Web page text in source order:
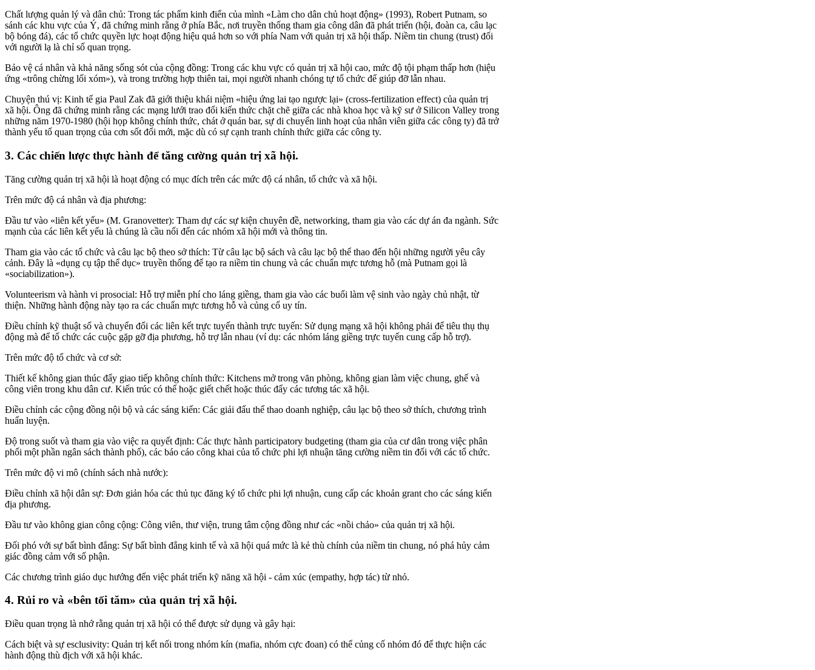
Chất lượng quản lý và dân chủ: Trong tác phẩm kinh điển của mình «Làm cho dân chủ hoạt động» (1993), Robert Putnam, so
sánh các khu vực của Ý, đã chứng minh rằng ở phía Bắc, nơi truyền thống tham gia công dân đã phát triển (hội, đoàn ca, câu lạc
bộ bóng đá), các tổ chức quyền lực hoạt động hiệu quả hơn so với phía Nam với quản trị xã hội thấp. Niềm tin chung (trust) đối
với người lạ là chỉ số quan trọng.
Bảo vệ cá nhân và khả năng sống sót của cộng đồng: Trong các khu vực có quản trị xã hội cao, mức độ tội phạm thấp hơn (hiệu
ứng «trông chừng lối xóm»), và trong trường hợp thiên tai, mọi người nhanh chóng tự tổ chức để giúp đỡ lẫn nhau.
Chuyện thú vị: Kinh tế gia Paul Zak đã giới thiệu khái niệm «hiệu ứng lai tạo ngược lại» (cross-fertilization effect) của quản trị
xã hội. Ông đã chứng minh rằng các mạng lưới trao đổi kiến thức chặt chẽ giữa các nhà khoa học và kỹ sư ở Silicon Valley trong
những năm 1970-1980 (hội họp không chính thức, chát ở quán bar, sự di chuyển linh hoạt của nhân viên giữa các công ty) đã trở
thành yếu tố quan trọng của cơn sốt đổi mới, mặc dù có sự cạnh tranh chính thức giữa các công ty.
3. Các chiến lược thực hành để tăng cường quản trị xã hội.
Tăng cường quản trị xã hội là hoạt động có mục đích trên các mức độ cá nhân, tổ chức và xã hội.
Trên mức độ cá nhân và địa phương:
Đầu tư vào «liên kết yếu» (M. Granovetter): Tham dự các sự kiện chuyên đề, networking, tham gia vào các dự án đa ngành. Sức
mạnh của các liên kết yếu là chúng là cầu nối đến các nhóm xã hội mới và thông tin.
Tham gia vào các tổ chức và câu lạc bộ theo sở thích: Từ câu lạc bộ sách và câu lạc bộ thể thao đến hội những người yêu cây
cảnh. Đây là «dụng cụ tập thể dục» truyền thống để tạo ra niềm tin chung và các chuẩn mực tương hỗ (mà Putnam gọi là
«sociabilization»).
Volunteerism và hành vi prosocial: Hỗ trợ miễn phí cho láng giềng, tham gia vào các buổi làm vệ sinh vào ngày chủ nhật, từ
thiện. Những hành động này tạo ra các chuẩn mực tương hỗ và củng cố uy tín.
Điều chỉnh kỹ thuật số và chuyển đổi các liên kết trực tuyến thành trực tuyến: Sử dụng mạng xã hội không phải để tiêu thụ thụ
động mà để tổ chức các cuộc gặp gỡ địa phương, hỗ trợ lẫn nhau (ví dụ: các nhóm láng giềng trực tuyến cung cấp hỗ trợ).
Trên mức độ tổ chức và cơ sở:
Thiết kế không gian thúc đẩy giao tiếp không chính thức: Kitchens mở trong văn phòng, không gian làm việc chung, ghế và
công viên trong khu dân cư. Kiến trúc có thể hoặc giết chết hoặc thúc đẩy các tương tác xã hội.
Điều chỉnh các cộng đồng nội bộ và các sáng kiến: Các giải đấu thể thao doanh nghiệp, câu lạc bộ theo sở thích, chương trình
huấn luyện.
Độ trong suốt và tham gia vào việc ra quyết định: Các thực hành participatory budgeting (tham gia của cư dân trong việc phân
phối một phần ngân sách thành phố), các báo cáo công khai của tổ chức phi lợi nhuận tăng cường niềm tin đối với các tổ chức.
Trên mức độ vi mô (chính sách nhà nước):
Điều chỉnh xã hội dân sự: Đơn giản hóa các thủ tục đăng ký tổ chức phi lợi nhuận, cung cấp các khoản grant cho các sáng kiến
địa phương.
Đầu tư vào không gian công cộng: Công viên, thư viện, trung tâm cộng đồng như các «nồi chảo» của quản trị xã hội.
Đối phó với sự bất bình đẳng: Sự bất bình đẳng kinh tế và xã hội quá mức là kẻ thù chính của niềm tin chung, nó phá hủy cảm
giác đồng cảm với số phận.
Các chương trình giáo dục hướng đến việc phát triển kỹ năng xã hội - cảm xúc (empathy, hợp tác) từ nhỏ.
4. Rủi ro và «bên tối tăm» của quản trị xã hội.
Điều quan trọng là nhớ rằng quản trị xã hội có thể được sử dụng và gây hại:
Cách biệt và sự esclusivity: Quản trị kết nối trong nhóm kín (mafia, nhóm cực đoan) có thể củng cố nhóm đó để thực hiện các
hành động thù địch với xã hội khác.